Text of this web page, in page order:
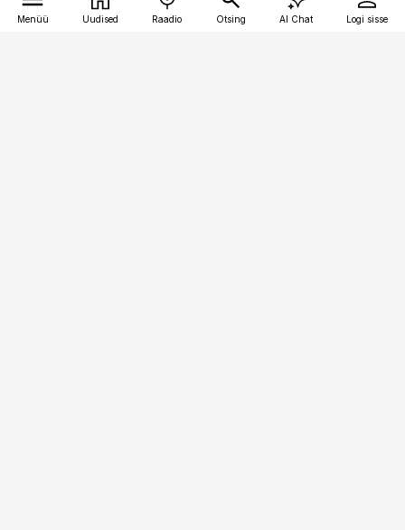
Menüü Uudised Raadio Otsing AI Chat Logi sisse